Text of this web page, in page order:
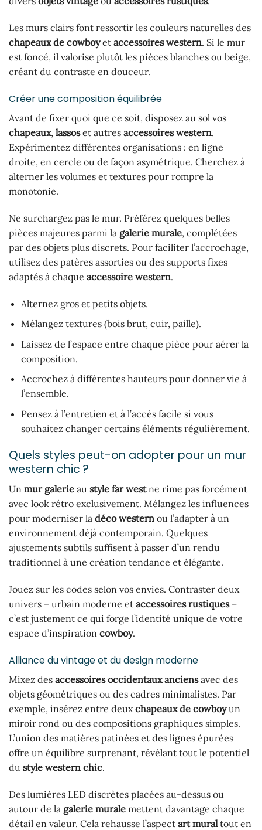
Les murs clairs font ressortir les couleurs naturelles des
chapeaux de cowboyet accessoires western. Si le mur
est foncé, il valorise plutôt les pièces blanches ou beige,
créant du contraste en douceur.
Créer une composition équilibrée
Avant de fixer quoi que ce soit, disposez au sol vos
chapeaux, lassoset autres accessoires western.
Expérimentez différentes organisations : en ligne
droite, en cercle ou de façon asymétrique. Cherchez à
alterner les volumes et textures pour rompre la
monotonie.
Ne surchargez pas le mur. Préférez quelques belles
pièces majeures parmi la galerie murale, complétées
par des objets plus discrets. Pour faciliter l’accrochage,
utilisez des patères assorties ou des supports fixes
adaptés à chaque accessoire western.
Alternez gros et petits objets.
Mélangez textures (bois brut, cuir, paille).
Laissez de l’espace entre chaque pièce pour aérer la
composition.
Accrochez à différentes hauteurs pour donner vie à
l’ensemble.
Pensez à l’entretien et à l’accès facile si vous
souhaitez changer certains éléments régulièrement.
Quels styles peut-on adopter pour un mur
western chic ?
Un mur galerie au style far westne rime pas forcément
avec look rétro exclusivement. Mélangez les influences
pour moderniser la déco western ou l’adapter à un
environnement déjà contemporain. Quelques
ajustements subtils suffisent à passer d’un rendu
traditionnel à une création tendance et élégante.
Jouez sur les codes selon vos envies. Contraster deux
univers – urbain moderne et accessoires rustiques–
c’est justement ce qui forge l’identité unique de votre
espace d’inspiration cowboy.
Alliance du vintage et du design moderne
Mixez des accessoires occidentaux anciensavec des
objets géométriques ou des cadres minimalistes. Par
exemple, insérez entre deuxchapeaux de cowboyun
miroir rond ou des compositions graphiques simples.
L’union des matières patinées et des lignes épurées
offre un équilibre surprenant, révélant tout le potentiel
du style western chic.
Des lumières LED discrètes placées au-dessus ou
autour de la galerie murale mettent davantage chaque
détail en valeur. Cela rehausse l’aspect art muraltout en